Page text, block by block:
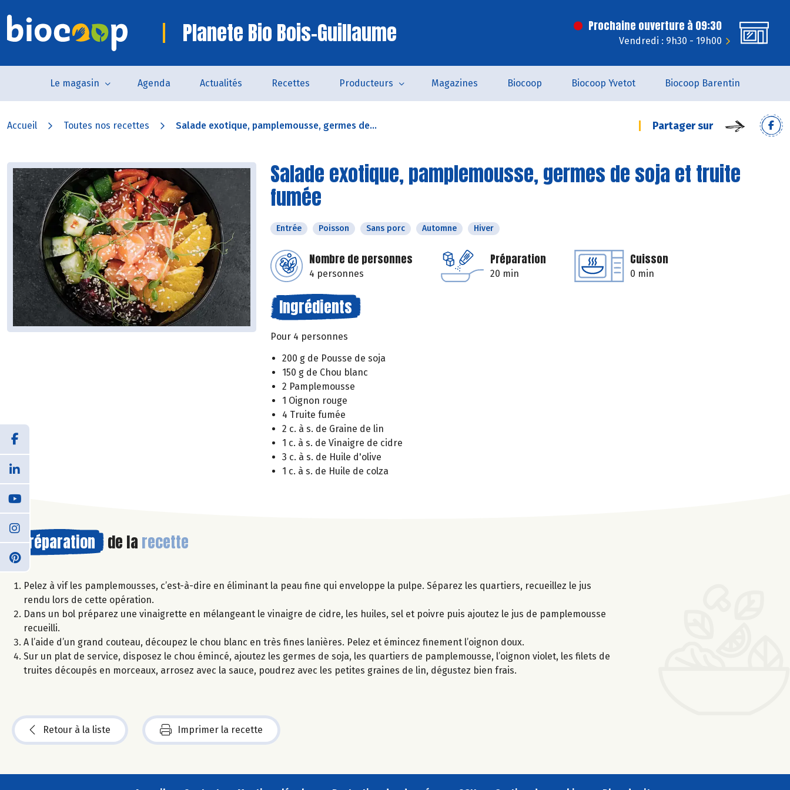
Planete Bio Bois-Guillaume Prochaine ouverture à 09:30
Vendredi : 9h30 - 19h00
Le magasin Agenda Actualités Recettes Producteurs Magazines Biocoop Biocoop Yvetot Biocoop Barentin
Accueil Toutes nos recettes Salade exotique, pamplemousse, germes de... Partager sur
Salade exotique, pamplemousse, germes de soja et truite
fumée
Entrée Poisson Sans porc Automne Hiver
Nombre de personnes
4 personnes
Préparation
20 min
Cuisson
0 min
Ingrédients
Pour 4 personnes
200 g de Pousse de soja
150 g de Chou blanc
2 Pamplemousse
1 Oignon rouge
4 Truite fumée
2 c. à s. de Graine de lin
1 c. à s. de Vinaigre de cidre
3 c. à s. de Huile d'olive
1 c. à s. de Huile de colza
Préparation de la recette
Pelez à vif les pamplemousses, c’est-à-dire en éliminant la peau fine qui enveloppe la pulpe. Séparez les quartiers, recueillez le jus
rendu lors de cette opération.
Dans un bol préparez une vinaigrette en mélangeant le vinaigre de cidre, les huiles, sel et poivre puis ajoutez le jus de pamplemousse
recueilli.
A l’aide d’un grand couteau, découpez le chou blanc en très fines lanières. Pelez et émincez finement l’oignon doux.
Sur un plat de service, disposez le chou émincé, ajoutez les germes de soja, les quartiers de pamplemousse, l’oignon violet, les filets de
truites découpés en morceaux, arrosez avec la sauce, poudrez avec les petites graines de lin, dégustez bien frais.
Retour à la liste Imprimer la recette